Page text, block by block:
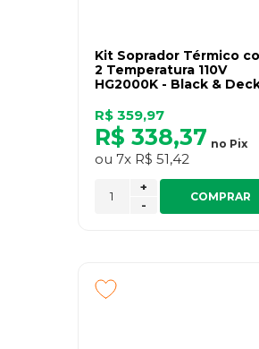
Kit Soprador Térmico
2 Temperatura 110V
HG2000K - Black &
R$ 359,97
R$ 338,37 no Pix
ou 7x R$ 51,42
-
+
COMPRAR